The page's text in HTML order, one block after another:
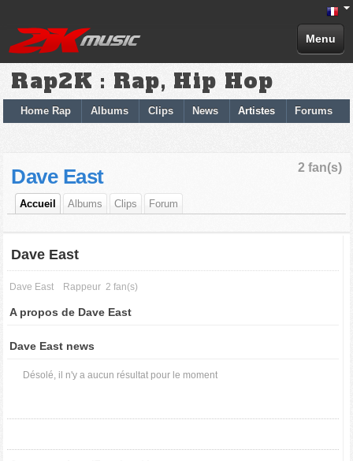
Menu
Rap2K : Rap, Hip Hop
Home Rap Albums Clips News Artistes Forums
2 fan(s)
Dave East
Accueil Albums Clips Forum
Dave East
Dave East Rappeur 2 fan(s)
A propos de Dave East
Dave East news
Désolé, il n'y a aucun résultat pour le moment